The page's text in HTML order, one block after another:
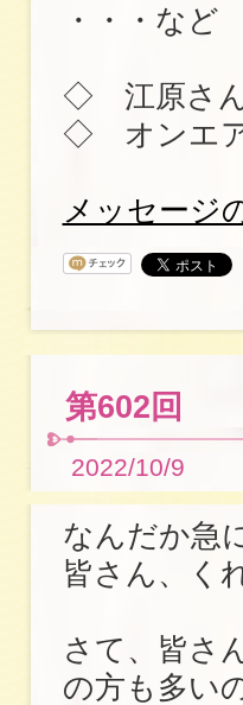
・・・など
◇ 江原さん
◇ オンエア
メッセージ
第602回
2022/10/9
なんだか急
皆さん、く
さて、皆さ
の方も多い